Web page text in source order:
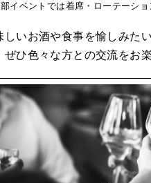
イベントでは着席・ローテーショ
しいお酒や食事を愉しみた
ぜひ色々な方との交流をお